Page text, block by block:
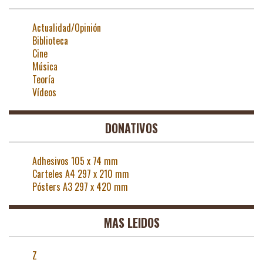
Actualidad/Opinión
Biblioteca
Cine
Música
Teoría
Vídeos
DONATIVOS
Adhesivos 105 x 74 mm
Carteles A4 297 x 210 mm
Pósters A3 297 x 420 mm
MAS LEIDOS
Z